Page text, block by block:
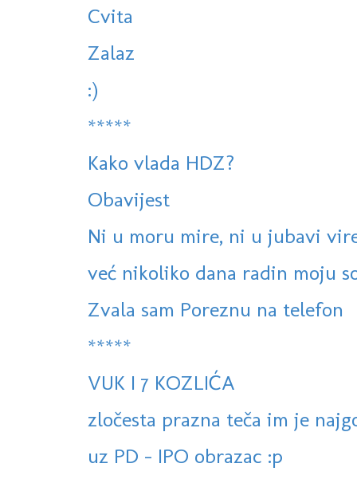
Cvita
Zalaz
:)
*****
Kako vlada HDZ?
Obavijest
Ni u moru mire, ni u jubavi
već nikoliko dana radin moju
Zvala sam Poreznu na telefon
*****
VUK I 7 KOZLIĆA
zločesta prazna teča im je
uz PD - IPO obrazac :p